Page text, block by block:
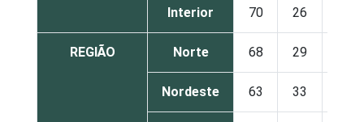
Interior 70 26
REGIÃO Norte 68 29
Nordeste 63 33